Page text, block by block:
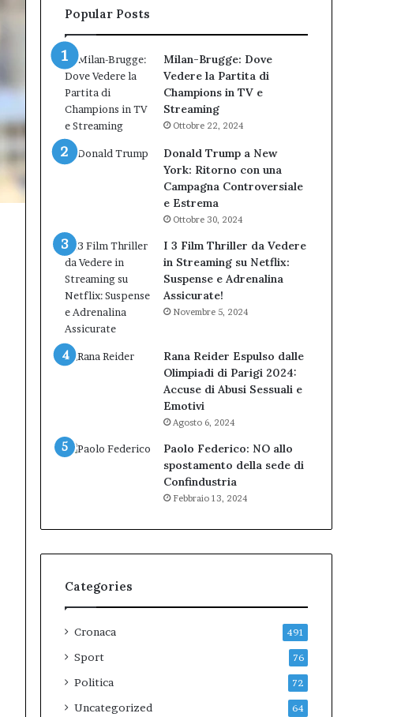
Popular Posts
Milan-Brugge: Dove
Vedere la Partita di
Champions in TV e
Streaming
Ottobre 22, 2024
Donald Trump a New
York: Ritorno con una
Campagna Controversiale
e Estrema
Ottobre 30, 2024
I 3 Film Thriller da Vedere
in Streaming su Netflix:
Suspense e Adrenalina
Assicurate!
Novembre 5, 2024
Rana Reider Espulso dalle
Olimpiadi di Parigi 2024:
Accuse di Abusi Sessuali e
Emotivi
Agosto 6, 2024
Paolo Federico: NO allo
spostamento della sede di
Confindustria
Febbraio 13, 2024
Categories
Cronaca 491
Sport 76
Politica 72
Uncategorized 64